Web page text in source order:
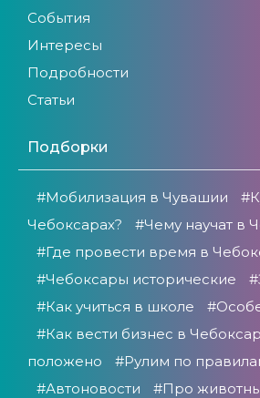
События
Интересы
Подробности
Статьи
Подборки
#Мобилизация в Чувашии
Чебоксарах?
#Чему научат в
#Где провести время в
#Чебоксары исторические
#Как учиться в школе
#Как вести бизнес в
положено
#Рулим по
#Автоновости
#Про